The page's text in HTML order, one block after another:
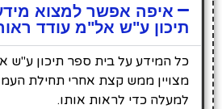
איפה אפשר למצוא
תיכון ע"ש אל"מ עודד
כל המידע על בית ספר תיכון ע"ש
מצויין ממש קצת אחרי תחילת
למעלה כדי לראות אותו.